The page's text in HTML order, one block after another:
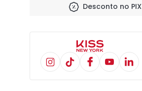
Desconto no PIX